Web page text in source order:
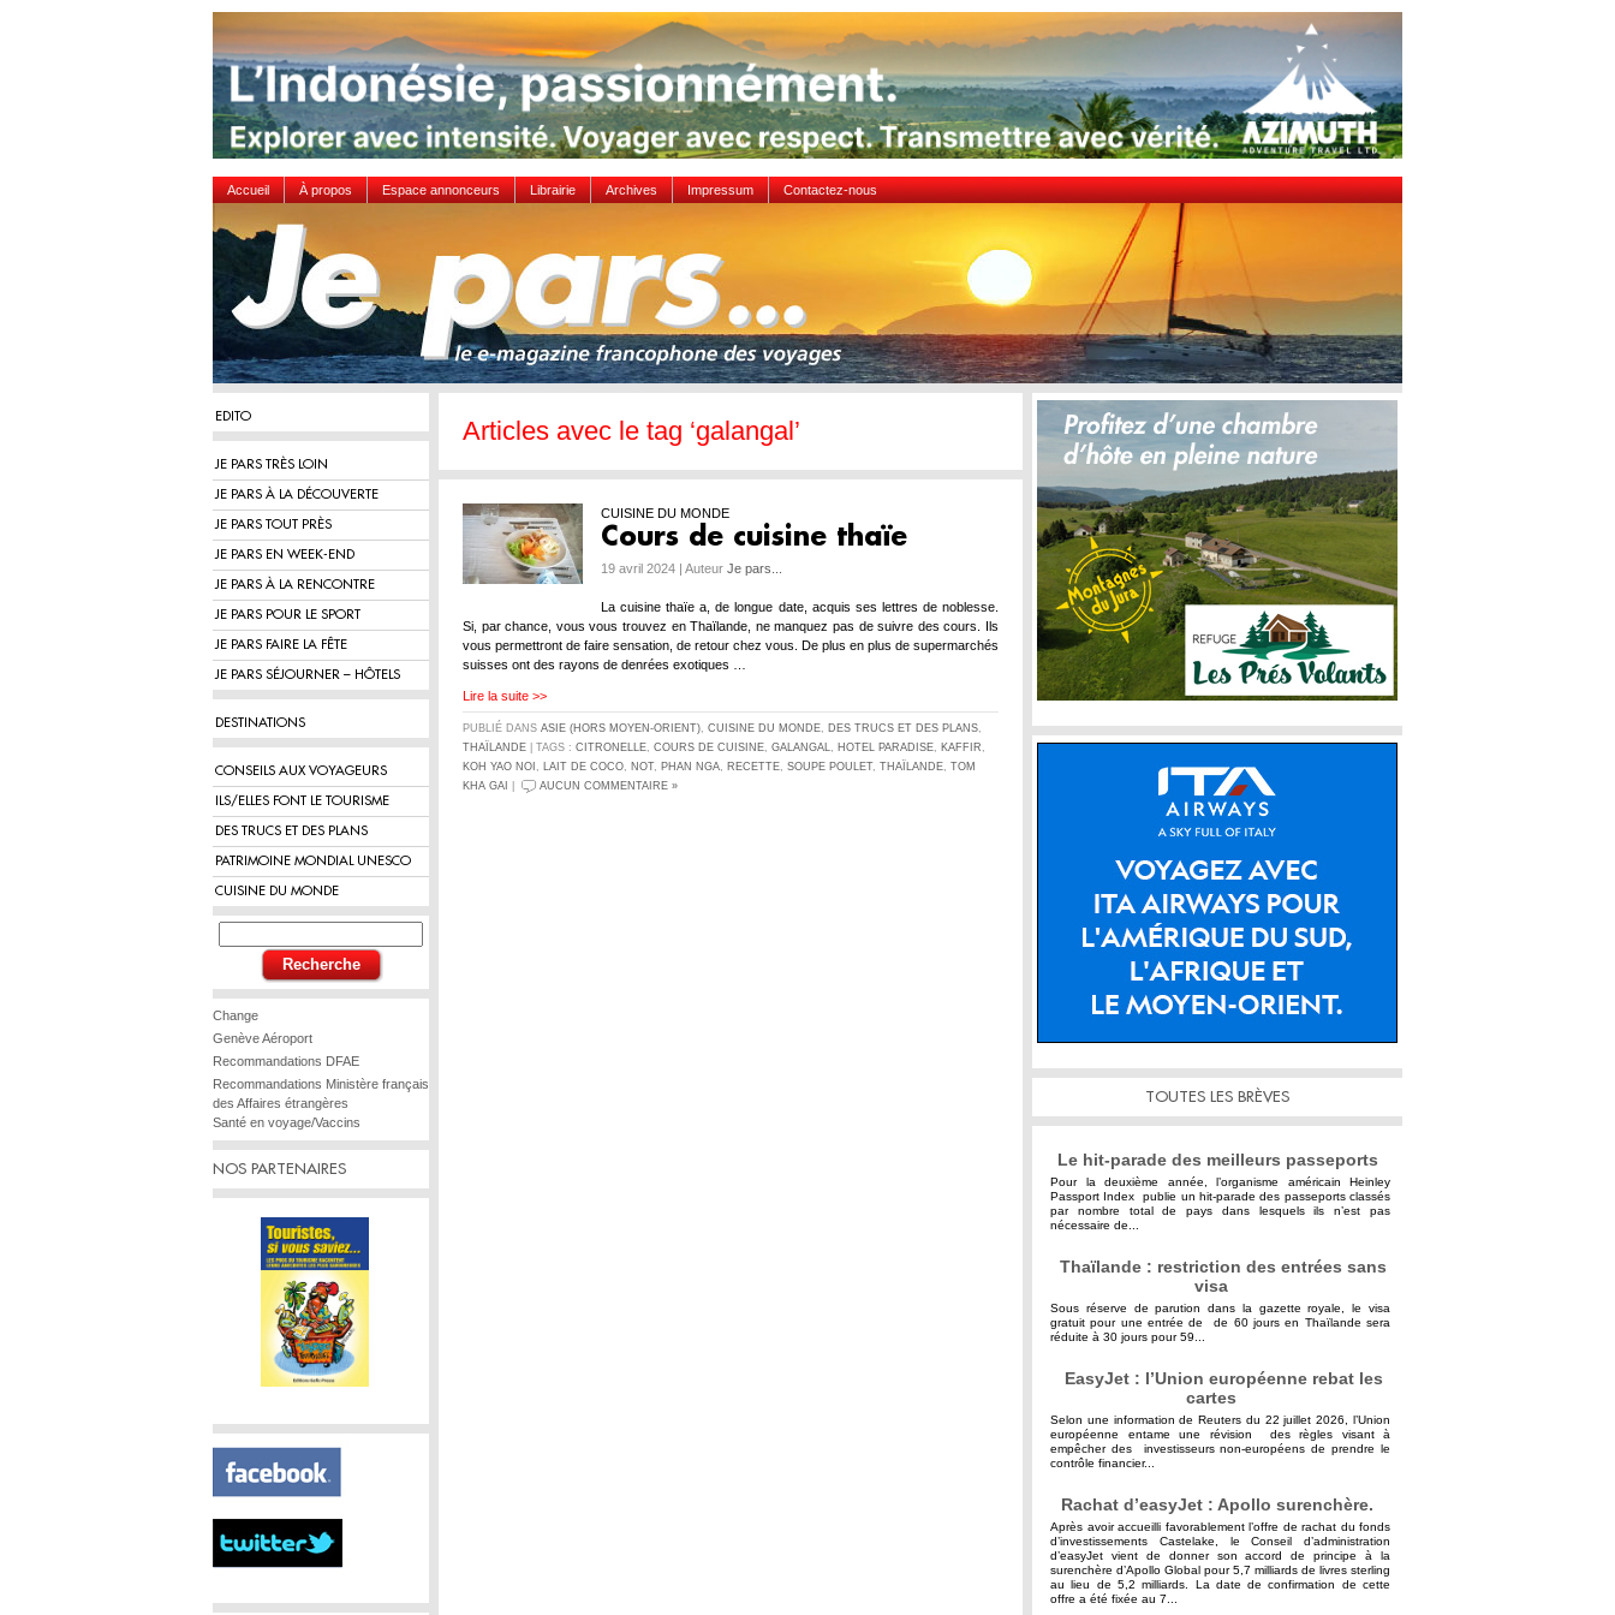
Accueil À propos Espace annonceurs Librairie Archives Impressum Contactez-nous
EDITO
JE PARS TRÈS LOIN
JE PARS À LA DÉCOUVERTE
JE PARS TOUT PRÈS
JE PARS EN WEEK-END
JE PARS À LA RENCONTRE
JE PARS POUR LE SPORT
JE PARS FAIRE LA FÊTE
JE PARS SÉJOURNER – HÔTELS
DESTINATIONS
CONSEILS AUX VOYAGEURS
ILS/ELLES FONT LE TOURISME
DES TRUCS ET DES PLANS
PATRIMOINE MONDIAL UNESCO
CUISINE DU MONDE
Change
Genève Aéroport
Recommandations DFAE
Recommandations Ministère français
des Affaires étrangères
Santé en voyage/Vaccins
NOS PARTENAIRES
Articles avec le tag ‘galangal’
CUISINE DU MONDE
Cours de cuisine thaïe
19 avril 2024 | Auteur Je pars...
La cuisine thaïe a, de longue date, acquis ses lettres de noblesse.
Si, par chance, vous vous trouvez en Thaïlande, ne manquez pas de suivre des cours. Ils
vous permettront de faire sensation, de retour chez vous. De plus en plus de supermarchés
suisses ont des rayons de denrées exotiques …
Lire la suite >>
PUBLIÉ DANS ASIE (HORS MOYEN-ORIENT), CUISINE DU MONDE, DES TRUCS ET DES PLANS,
THAÏLANDE | TAGS : CITRONELLE, COURS DE CUISINE, GALANGAL, HOTEL PARADISE, KAFFIR ,
KOH YAO NOI , LAIT DE COCO, NOT, PHAN NGA, RECETTE, SOUPE POULET, THAÏLANDE, TOM
KHA GAI
AUCUN COMMENTAIRE »
TOUTES LES BRÈVES
Le hit-parade des meilleurs passeports
Pour la deuxième année, l’organisme américain Heinley
Passport Index publie un hit-parade des passeports classés
par nombre total de pays dans lesquels ils n’est pas
nécessaire de...
Thaïlande : restriction des entrées sans
visa
Sous réserve de parution dans la gazette royale, le visa
gratuit pour une entrée de de 60 jours en Thaïlande sera
réduite à 30 jours pour 59...
EasyJet : l’Union européenne rebat les
cartes
Selon une information de Reuters du 22 juillet 2026, l’Union
européenne entame une révision des règles visant à
empêcher des investisseurs non-européens de prendre le
contrôle financier...
Rachat d’easyJet : Apollo surenchère.
Après avoir accueilli favorablement l’offre de rachat du fonds
d’investissements Castelake, le Conseil d’administration
d’easyJet vient de donner son accord de principe à la
surenchère d’Apollo Global pour 5,7 milliards de livres sterling
au lieu de 5,2 milliards. La date de confirmation de cette
offre a été fixée au 7...